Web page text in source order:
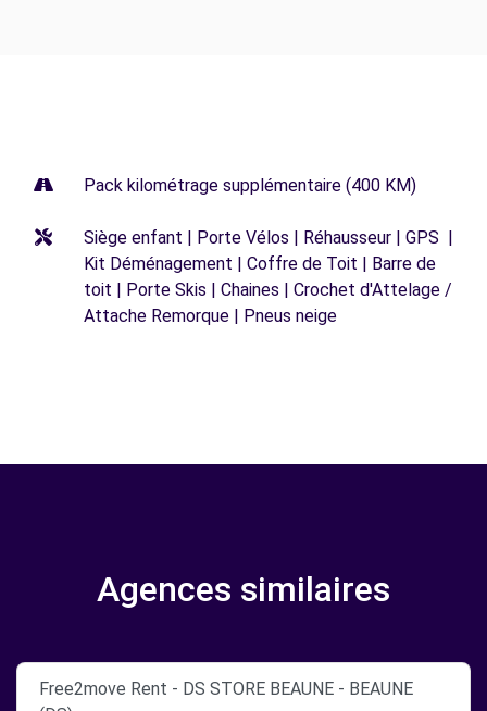
Pack kilométrage supplémentaire (400 KM)
Siège enfant | Porte Vélos | Réhausseur | GPS |
Kit Déménagement | Coffre de Toit | Barre de
toit | Porte Skis | Chaines | Crochet d'Attelage /
Attache Remorque | Pneus neige
Agences similaires
Free2move Rent - DS STORE BEAUNE - BEAUNE